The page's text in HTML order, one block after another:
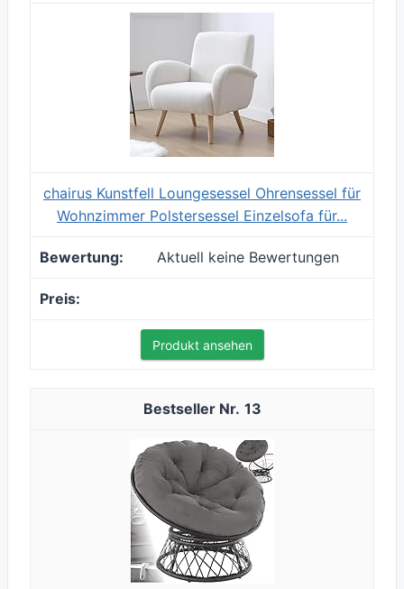
chairus Kunstfell Loungesessel Ohrensessel für
Wohnzimmer Polstersessel Einzelsofa für...
Aktuell keine Bewertungen
Produkt ansehen
13